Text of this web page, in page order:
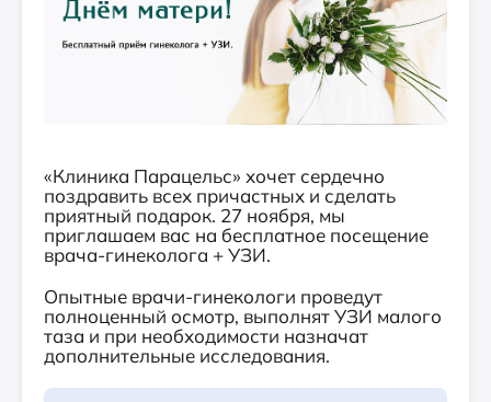
«Клиника Парацельс» хочет сердечно
поздравить всех причастных и сделать
приятный подарок. 27 ноября, мы
приглашаем вас на бесплатное посещение
врача-гинеколога + УЗИ.
Опытные врачи-гинекологи проведут
полноценный осмотр, выполнят УЗИ малого
таза и при необходимости назначат
дополнительные исследования.